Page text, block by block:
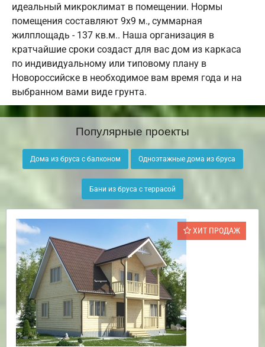
идеальный микроклимат в помещении. Нормы
помещения составляют 9х9 м., суммарная
жилплощадь - 137 кв.м.. Наша организация в
кратчайшие сроки создаст для вас дом из каркаса
по индивидуальному или типовому плану в
Новороссийске в необходимое вам время года и на
выбранном вами виде грунта.
Популярные проекты
Дома из бруса с балконом Одноэтажные дома из бруса
Бани из бруса с террасой
ХИТ ПРОДАЖ